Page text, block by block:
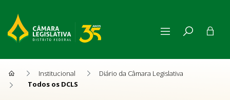
Institucional
Diário da Câmara Legislativa
Todos os DCLS
Todos os DCLS